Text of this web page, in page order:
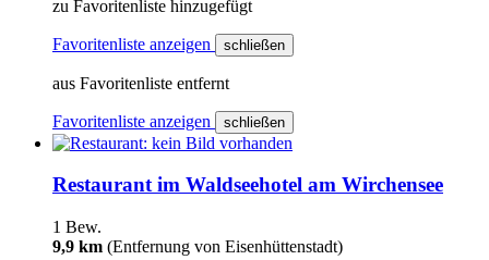
zu Favoritenliste hinzugefügt
Favoritenliste anzeigen schließen
aus Favoritenliste entfernt
Favoritenliste anzeigen schließen
Restaurant im Waldseehotel am Wirchensee
1 Bew.
9,9 km (Entfernung von Eisenhüttenstadt)